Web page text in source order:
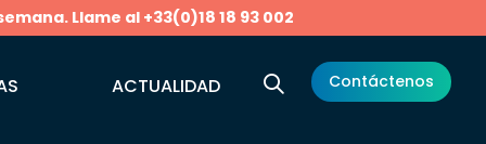
Llame al +33(0)18 18 93 002
ACTUALIDAD Contáctenos